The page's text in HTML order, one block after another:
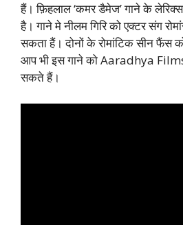
हैं। फ़िहलाल ‘कमर डैमेज’ गाने के
है। गाने मे नीलम गिरि को एक्टर संग
सकता हैं। दोनों के रोमांटिक सीन फैंस
आप भी इस गाने को Aaradhya
सकते हैं।